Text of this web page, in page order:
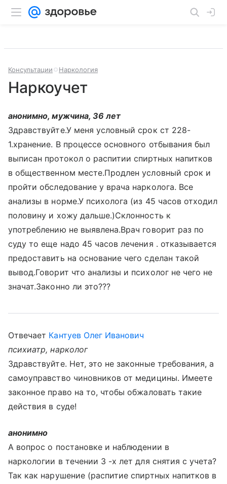
Консультации Наркология
Наркоучет
анонимно, мужчина, 36 лет
Здравствуйте.У меня условный срок ст 228-
1.хранение. В процессе основного отбывания был
выписан протокол о распитии спиртных напитков
в общественном месте.Продлен условный срок и
пройти обследование у врача нарколога. Все
анализы в норме.У психолога (из 45 часов отходил
половину и хожу дальше.)Склонность к
употреблению не выявлена.Врач говорит раз по
суду то еще надо 45 часов лечения . отказывается
предоставить на основание чего сделан такой
вывод.Говорит что анализы и психолог не чего не
значат.Законно ли это???
Отвечает Кантуев Олег Иванович
психиатр, нарколог
Здравствуйте. Нет, это не законные требования, а
самоуправство чиновников от медицины. Имеете
законное право на то, чтобы обжаловать такие
действия в суде!
анонимно
А вопрос о постановке и наблюдении в
наркологии в течении 3 -х лет для снятия с учета?
Так как нарушение (распитие спиртных напитков в